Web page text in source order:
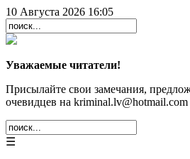
10 Августа 2026 16:05
Уважаемые читатели!
Присылайте свои замечания,
очевидцев на kriminal.lv@hotmail.com
☰